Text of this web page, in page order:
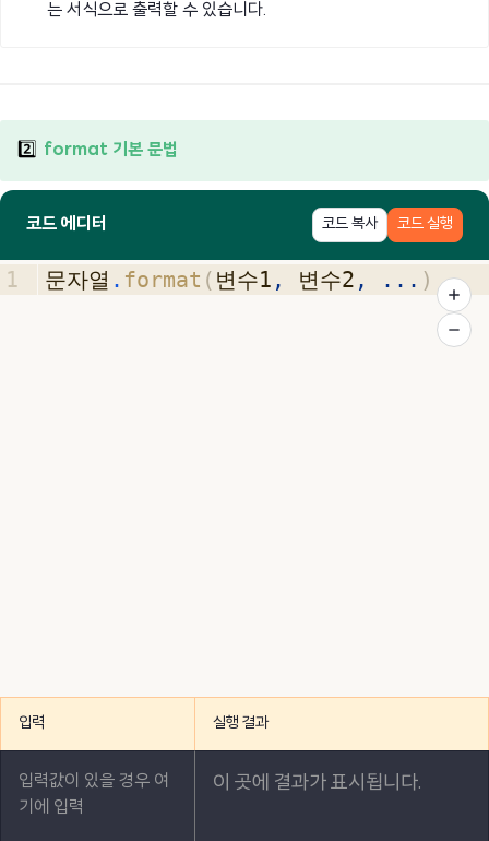
는 서식으로 출력할 수 있습니다.
2️⃣ format 기본 문법
코드 에디터 코드 복사 코드 실행
1 문자열 . format ( 변수1 , 변수2 , ... )
입력 실행 결과
이 곳에 결과가 표시됩니다.